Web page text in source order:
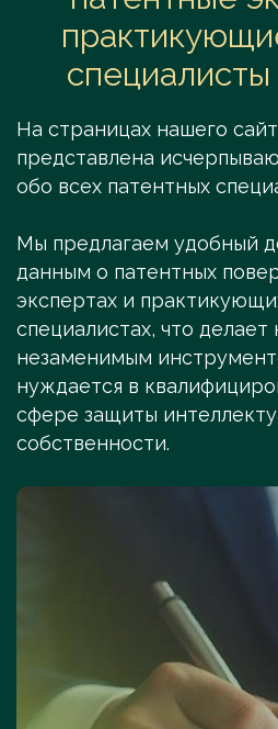
На страницах нашего
представлена
обо всех патентных
Мы предлагаем удобный
данным о патентных
экспертах и
специалистах, что
незаменимым
нуждается в
сфере защиты
собственности.